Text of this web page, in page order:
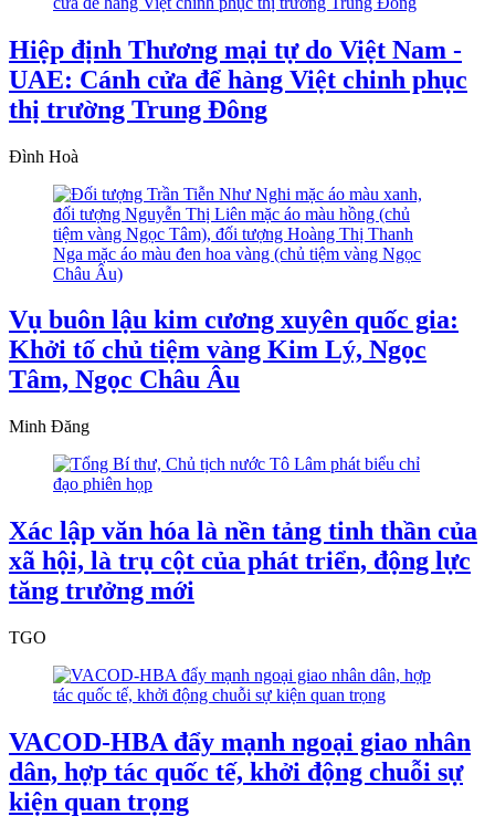
Hiệp định Thương mại tự do Việt Nam -
UAE: Cánh cửa để hàng Việt chinh phục
thị trường Trung Đông
Đình Hoà
Vụ buôn lậu kim cương xuyên quốc gia:
Khởi tố chủ tiệm vàng Kim Lý, Ngọc
Tâm, Ngọc Châu Âu
Minh Đăng
Xác lập văn hóa là nền tảng tinh thần của
xã hội, là trụ cột của phát triển, động lực
tăng trưởng mới
TGO
VACOD-HBA đẩy mạnh ngoại giao nhân
dân, hợp tác quốc tế, khởi động chuỗi sự
kiện quan trọng